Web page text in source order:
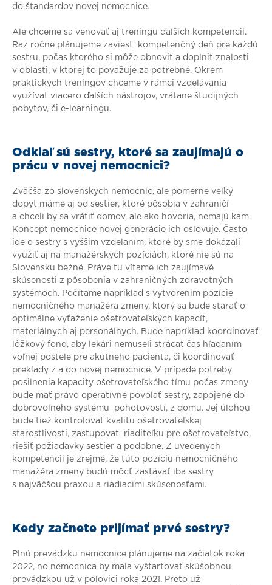
do štandardov novej nemocnice.
Ale chceme sa venovať aj tréningu ďalších kompetencií.
Raz ročne plánujeme zaviesť kompetenčný deň pre každú
sestru, počas ktorého si môže obnoviť a doplniť znalosti
v oblasti, v ktorej to považuje za potrebné. Okrem
praktických tréningov chceme v rámci vzdelávania
využívať viacero ďalších nástrojov, vrátane študijných
pobytov, či e-learningu.
Odkiaľ sú sestry, ktoré sa zaujímajú o
prácu v novej nemocnici?
Zväčša zo slovenských nemocníc, ale pomerne veľký
dopyt máme aj od sestier, ktoré pôsobia v zahraničí
a chceli by sa vrátiť domov, ale ako hovoria, nemajú kam.
Koncept nemocnice novej generácie ich oslovuje. Často
ide o sestry s vyšším vzdelaním, ktoré by sme dokázali
využiť aj na manažérskych pozíciách, ktoré nie sú na
Slovensku bežné. Práve tu vítame ich zaujímavé
skúsenosti z pôsobenia v zahraničných zdravotných
systémoch. Počítame napríklad s vytvorením pozície
nemocničného manažéra zmeny, ktorý sa bude starať o
optimálne vyťaženie ošetrovateľských kapacít,
materiálnych aj personálnych. Bude napríklad koordinovať
lôžkový fond, aby lekári nemuseli strácať čas hľadaním
voľnej postele pre akútneho pacienta, či koordinovať
preklady z a do novej nemocnice. V prípade potreby
posilnenia kapacity ošetrovateľského tímu počas zmeny
bude mať právo operatívne povolať sestry, zapojené do
dobrovoľného systému pohotovostí, z domu. Jej úlohou
bude tiež kontrolovať kvalitu ošetrovateľskej
starostlivosti, zastupovať riaditeľku pre ošetrovateľstvo,
riešiť požiadavky sestier a podobne. Z uvedených
kompetencií je zrejmé, že túto pozíciu nemocničného
manažéra zmeny budú môcť zastávať iba sestry
s najväčšou praxou a riadiacimi skúsenosťami.
Kedy začnete prijímať prvé sestry?
Plnú prevádzku nemocnice plánujeme na začiatok roka
2022, no nemocnica by mala vyštartovať skúšobnou
prevádzkou už v polovici roka 2021. Preto už